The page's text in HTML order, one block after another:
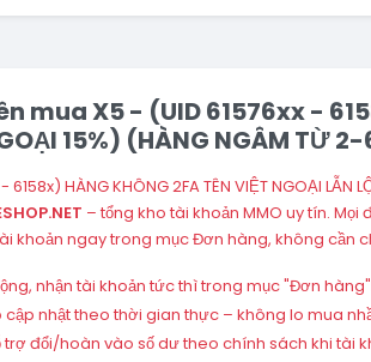
mua X5 - (UID 61576xx -
15%) (HÀNG NGÂM TỪ
6158x) HÀNG KHÔNG 2FA TÊN VIỆT NGOẠI
– tổng kho tài khoản MMO uy tín. Mọi
khoản ngay trong mục Đơn hàng, không cần
nhận tài khoản tức thì trong mục "Đơn
cập nhật theo thời gian thực – không lo mua
trợ đổi/hoàn vào số dư theo chính sách khi tài